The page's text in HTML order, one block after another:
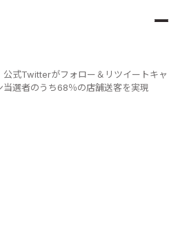
公式Twitterがフォロー＆リツイートキャ
当選者のうち68％の店舗送客を実現